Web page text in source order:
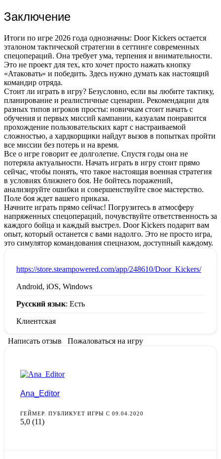
Заключение
Итоги по игре 2026 года однозначны: Door Kickers остается
эталоном тактической стратегии в сеттинге современных
спецопераций. Она требует ума, терпения и внимательности.
Это не проект для тех, кто хочет просто нажать кнопку
«Атаковать» и победить. Здесь нужно думать как настоящий
командир отряда.
Стоит ли играть в игру? Безусловно, если вы любите тактику,
планирование и реалистичные сценарии. Рекомендации для
разных типов игроков просты: новичкам стоит начать с
обучения и первых миссий кампании, казуалам понравится
прохождение пользовательских карт с настраиваемой
сложностью, а хардкорщики найдут вызов в попытках пройти
все миссии без потерь и на время.
Все о игре говорит ее долголетие. Спустя годы она не
потеряла актуальности. Начать играть в игру стоит прямо
сейчас, чтобы понять, что такое настоящая военная стратегия
в условиях ближнего боя. Не бойтесь поражений,
анализируйте ошибки и совершенствуйте свое мастерство.
Поле боя ждет вашего приказа.
Начните играть прямо сейчас! Погрузитесь в атмосферу
напряженных спецопераций, почувствуйте ответственность за
каждого бойца и каждый выстрел. Door Kickers подарит вам
опыт, который останется с вами надолго. Это не просто игра,
это симулятор командования спецназом, доступный каждому.
https://store.steampowered.com/app/248610/Door_Kickers/
Android, iOS, Windows
Русский язык: Есть
Клиентская
Написать отзыв Пожаловаться на игру
Ana_Editor
ГЕЙМЕР. ПУБЛИКУЕТ ИГРЫ С 09.04.2020
5,0 (11)